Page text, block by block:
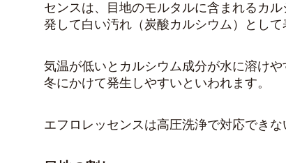
センスは、目地のモルタルに含まれるカ
発して白い汚れ（炭酸カルシウム）として
気温が低いとカルシウム成分が水に溶け
冬にかけて発生しやすいといわれます。
エフロレッセンスは高圧洗浄で対応でき